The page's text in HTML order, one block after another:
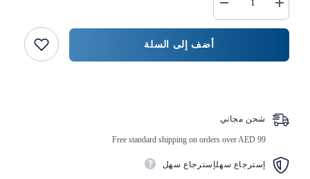
كمية
{{
المنتج
زيادة
كمية
ورقة
أضف إلى السلة
شحن مجاني
Free standard shipping on orders over AED 99
إسترجاع سهلإسترجاع سهل